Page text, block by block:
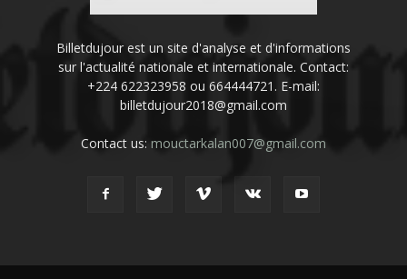
Billetdujour est un site d'analyse et d'informations
sur l'actualité nationale et internationale. Contact:
+224 622323958 ou 664444721. E-mail:
billetdujour2018@gmail.com
Contact us: mouctarkalan007@gmail.com